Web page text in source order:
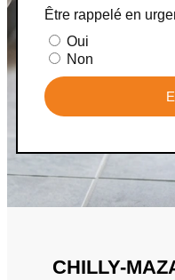
Être rappelé en
Oui
Non
CHILLY-